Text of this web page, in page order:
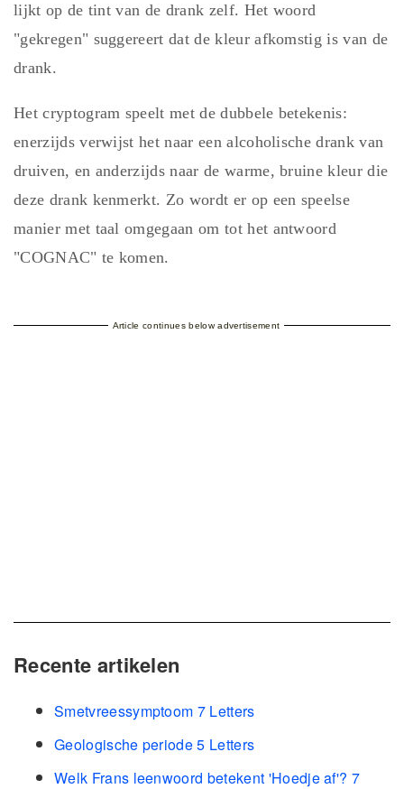
lijkt op de tint van de drank zelf. Het woord
"gekregen" suggereert dat de kleur afkomstig is van de
drank.
Het cryptogram speelt met de dubbele betekenis:
enerzijds verwijst het naar een alcoholische drank van
druiven, en anderzijds naar de warme, bruine kleur die
deze drank kenmerkt. Zo wordt er op een speelse
manier met taal omgegaan om tot het antwoord
"COGNAC" te komen.
Article continues below advertisement
Recente artikelen
Smetvreessymptoom 7 Letters
Geologische periode 5 Letters
Welk Frans leenwoord betekent 'Hoedje af'? 7